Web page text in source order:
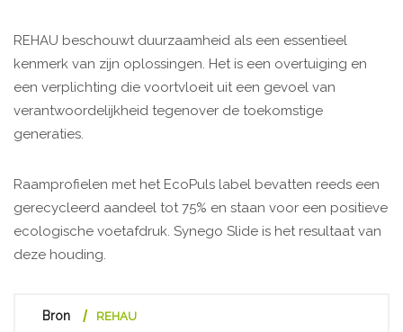
REHAU beschouwt duurzaamheid als een essentieel
kenmerk van zijn oplossingen. Het is een overtuiging en
een verplichting die voortvloeit uit een gevoel van
verantwoordelijkheid tegenover de toekomstige
generaties.
Raamprofielen met het EcoPuls label bevatten reeds een
gerecycleerd aandeel tot 75% en staan voor een positieve
ecologische voetafdruk. Synego Slide is het resultaat van
deze houding.
Bron REHAU